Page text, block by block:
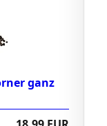
ganz